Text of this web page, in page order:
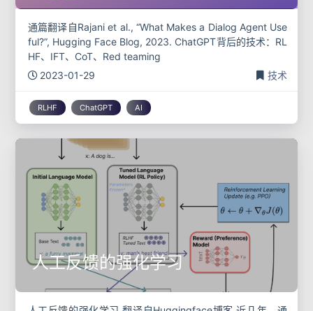
通篇翻译自Rajani et al., “What Makes a Dialog Agent Use
ful?”, Hugging Face Blog, 2023. ChatGPT背后的技术：RL
HF、IFT、CoT、Red teaming
2023-01-29
技术
RLHF ChatGPT AI
人工反馈的强化学习